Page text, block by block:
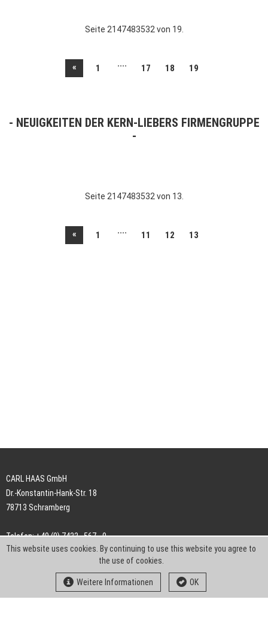
Seite 2147483532 von 19.
« 1 .... 17 18 19
NEUIGKEITEN DER KERN-LIEBERS FIRMENGRUPPE
Seite 2147483532 von 13.
« 1 .... 11 12 13
CARL HAAS GmbH
Dr.-Konstantin-Hank-Str. 18
78713 Schramberg
Telefon: +49 (0) 7422 . 567 - 0
Telefax: +49 (0) 7422 . 567 - 239
info-ch@kern-liebers.com
This website uses cookies. By continuing to use this website you agree to
the use of cookies.
Weitere Informationen OK